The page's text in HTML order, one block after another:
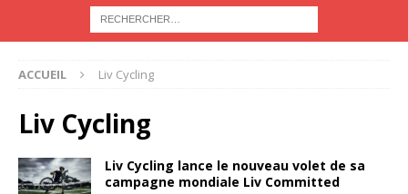
ACCUEIL Liv Cycling
Liv Cycling
Liv Cycling lance le nouveau volet de sa
campagne mondiale Liv Committed